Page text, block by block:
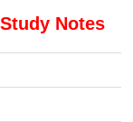
Study Notes